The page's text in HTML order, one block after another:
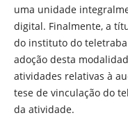
uma unidade
digital. Finalmente, a
do instituto do
adoção desta
atividades relativas à
tese de vinculação do
da atividade.